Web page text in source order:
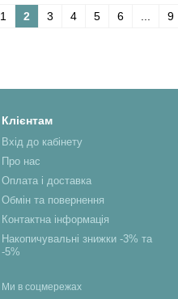
1 2 3 4 5 6 9
Клієнтам
Вхід до кабінету
Про нас
Оплата і доставка
Обмін та повернення
Контактна інформація
Накопичувальні знижки -3% та
-5%
Ми в соцмережах